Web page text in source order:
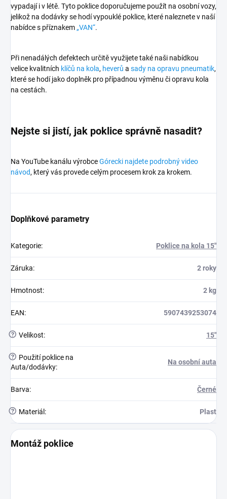
vypadají i v létě. Tyto poklice doporučujeme použít na osobní vozy,
jelikož na dodávky se hodí vypouklé poklice, které naleznete v naší
nabídce s příznakem„VAN“.
Při nenadálých defektech určitě využijete také naši nabídkou
velice kvalitních klíčů na kola, heverů a sady na opravu pneumatik,
které se hodí jako doplněk pro případnou výměnu či opravu kola
na cestách.
Nejste si jistí, jak poklice správně nasadit?
Na YouTube kanálu výrobceGórecki najdete podrobný video
návod, který vás provede celým procesem krok za krokem.
Doplňkové parametry
Kategorie: Poklice na kola 15"
Záruka: 2 roky
Hmotnost: 2 kg
EAN: 5907439253074
? Velikost: 15"
?
Použití poklice na
Auta/dodávky:
Na osobní auta
Barva: Černé
? Materiál : Plast
Montáž poklice